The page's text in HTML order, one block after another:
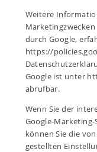
Weitere
Marketingzwecken
durch Google,
https://
Google ist unter
abrufbar.
Wenn Sie der
Google-
können Sie die
gestellten